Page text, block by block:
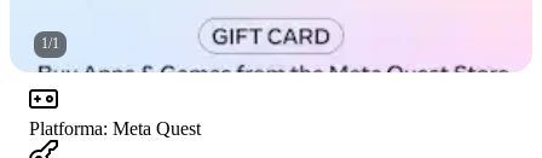
1/1
Platforma: Meta Quest